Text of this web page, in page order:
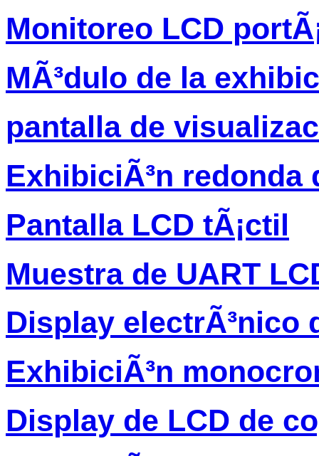
Monitoreo LCD
MÃ³dulo de la
pantalla de
ExhibiciÃ³n redonda
Pantalla LCD tÃ¡ctil
Muestra de UART
Display electrÃ³nico
ExhibiciÃ³n
Display de LCD de